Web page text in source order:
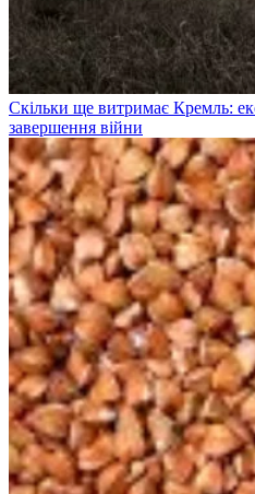
Скільки ще витримає Кремль:
завершення війни